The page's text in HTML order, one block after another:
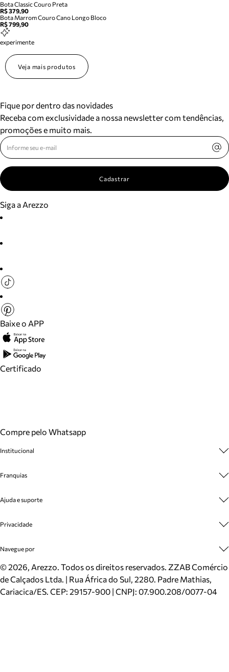
Bota Classic Couro Preta
R$ 379,90
Bota Marrom Couro Cano Longo Bloco
R$ 799,90
experimente
Veja mais produtos
Fique por dentro das novidades
Receba com exclusividade a nossa newsletter com tendências,
promoções e muito mais.
Cadastrar
Siga a Arezzo
Baixe o APP
Certificado
Compre pelo Whatsapp
Institucional
Cashback
Venda Corporativa
Mapa do Site
Inverno
Mundo Arezzo
Franquias
Plano de Negócio
Ajuda e suporte
Cadastro
Meus Pedidos
Trocas e Devoluções
Cartão Presente
Localizador de lojas
Privacidade
Politica e Privacidade
Navegue por
Sapatos
Bolsas
Scarpins
©2026, Arezzo. Todos os direitos reservados. ZZAB Comércio
de Calçados Ltda. | Rua África do Sul, 2280. Padre Mathias,
Cariacica/ES. CEP: 29157-900 | CNPJ: 07.900.208/0077-04